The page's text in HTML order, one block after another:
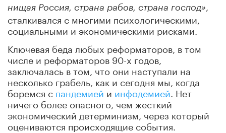
нищая Россия, страна рабов, страна господ»
сталкивался с многими психологическими,
социальными и экономическими рисками.
Ключевая беда любых реформаторов, в том
числе и реформаторов 90-х годов,
заключалась в том, что они наступали на
несколько грабель, как и сегодня мы, когда
боремся с пандемией и инфодемией. Нет
ничего более опасного, чем жесткий
экономический детерминизм, через который
оцениваются происходящие события.